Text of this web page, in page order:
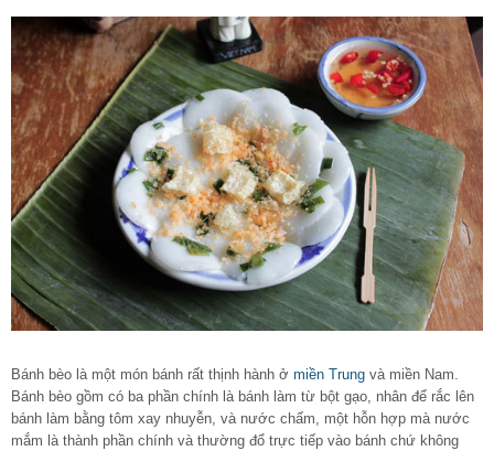
Bánh bèo là một món bánh rất thịnh hành ở miền Trung và miền Nam.
Bánh bèo gồm có ba phần chính là bánh làm từ bột gạo, nhân để rắc lên
bánh làm bằng tôm xay nhuyễn, và nước chấm, một hỗn hợp mà nước
mắm là thành phần chính và thường đổ trực tiếp vào bánh chứ không